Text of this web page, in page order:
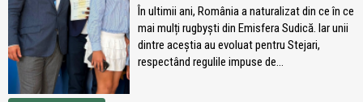
În ultimii ani, România a naturalizat din ce în ce
mai mulți rugbyști din Emisfera Sudică. Iar unii
dintre aceștia au evoluat pentru Stejari,
respectând regulile impuse de...